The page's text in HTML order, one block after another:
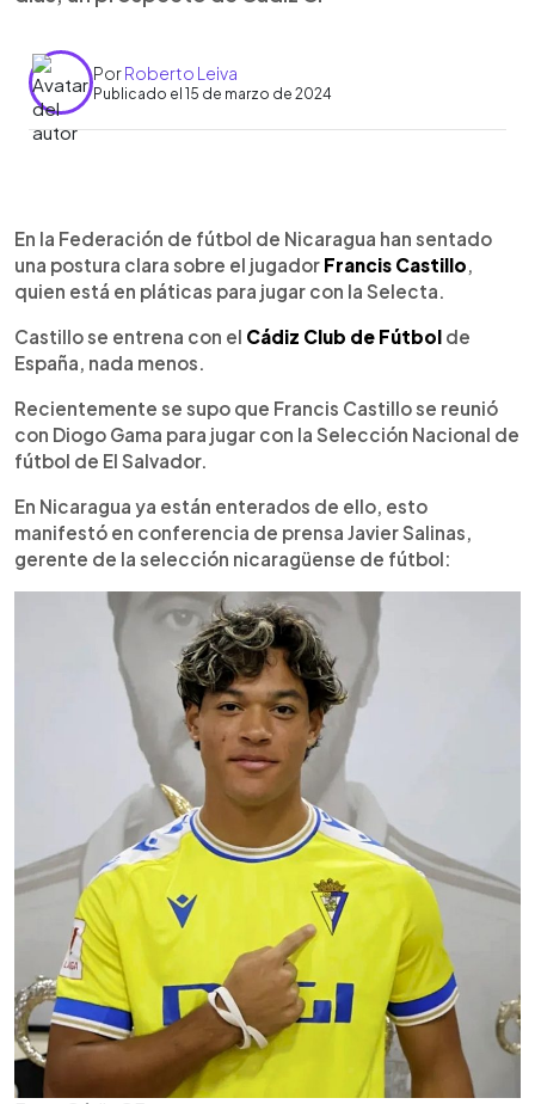
PorRoberto Leiva
Publicado el 15 de marzo de 2024
Escuchar artículo
En la Federación de fútbol de Nicaragua han sentado
una postura clara sobre el jugador Francis Castillo,
quien está en pláticas para jugar con la Selecta.
Castillo se entrena con el Cádiz Club de Fútbol de
España, nada menos.
Recientemente se supo que Francis Castillo se reunió
con Diogo Gama para jugar con la Selección Nacional de
fútbol de El Salvador.
En Nicaragua ya están enterados de ello, esto
manifestó en conferencia de prensa Javier Salinas,
gerente de la selección nicaragüense de fútbol: